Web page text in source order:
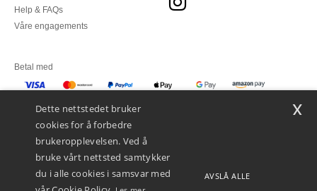
Help & FAQs
Våre engagements
Betal med
Dette nettstedet bruker
cookies for å forbedre
brukeropplevelsen. Ved å
bruke vårt nettsted samtykker
du i alle cookies i samsvar med
AVSLÅ ALLE
x